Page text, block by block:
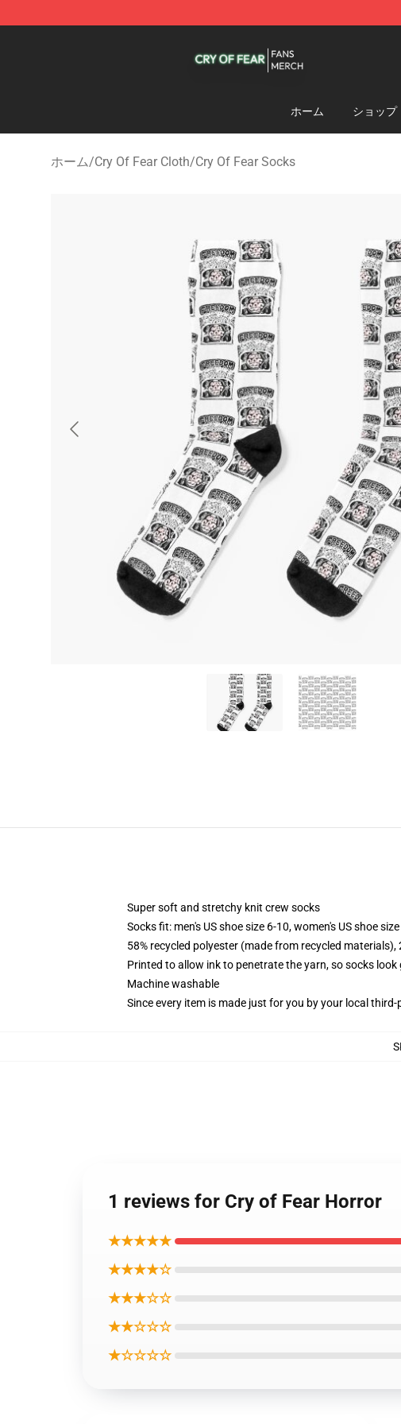
ホーム ショップ
ホーム/Cry Of Fear Cloth/Cry Of Fear Socks
Super soft and stretchy knit crew socks
Socks fit: men's US shoe size 6-10, women's US shoe
58% recycled polyester (made from recycled materials),
Printed to allow ink to penetrate the yarn, so socks
Machine washable
Since every item is made just for you by your local
1 reviews for Cry of Fear Horror
★★★★★
★★★★☆
★★★☆☆
★★☆☆☆
★☆☆☆☆